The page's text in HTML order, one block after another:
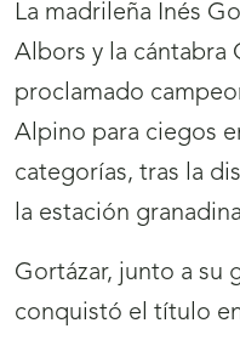
La madrileña Inés
Albors y la cántabra
proclamado
Alpino para ciegos
categorías, tras la
la estación
Gortázar, junto a su
conquistó el título